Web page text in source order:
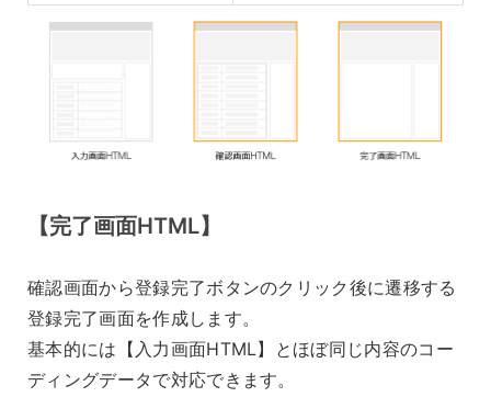
【完了画面HTML】
確認画面から登録完了ボタンのクリック後に遷移する
登録完了画面を作成します。
基本的には【入力画面HTML】とほぼ同じ内容のコー
ディングデータで対応できます。